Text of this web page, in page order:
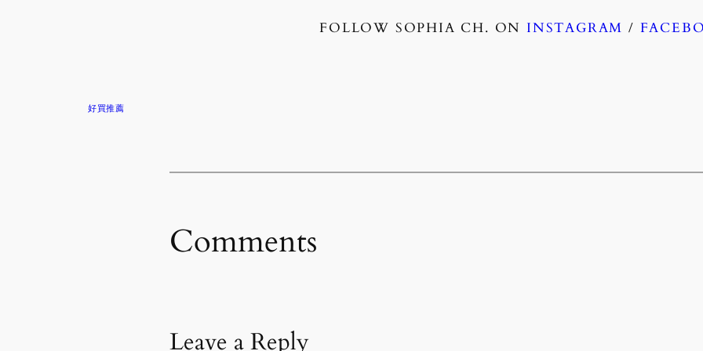
FOLLOW SOPHIA CH. ON INSTAGRAM /
好買推薦
Comments
Leave a Reply